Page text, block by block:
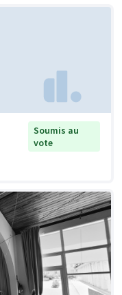
Soumis au
vote